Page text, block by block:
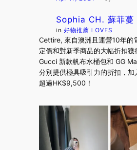
Sophia CH. 蘇菲蔓
in好物推薦 LOVES
Cettire, 來自澳洲且運營10年的
定價和對新季商品的大幅折扣獲
Gucci 新款帆布水桶包和 GG
分別提供極具吸引力的折扣，加
超過HK$9,500！